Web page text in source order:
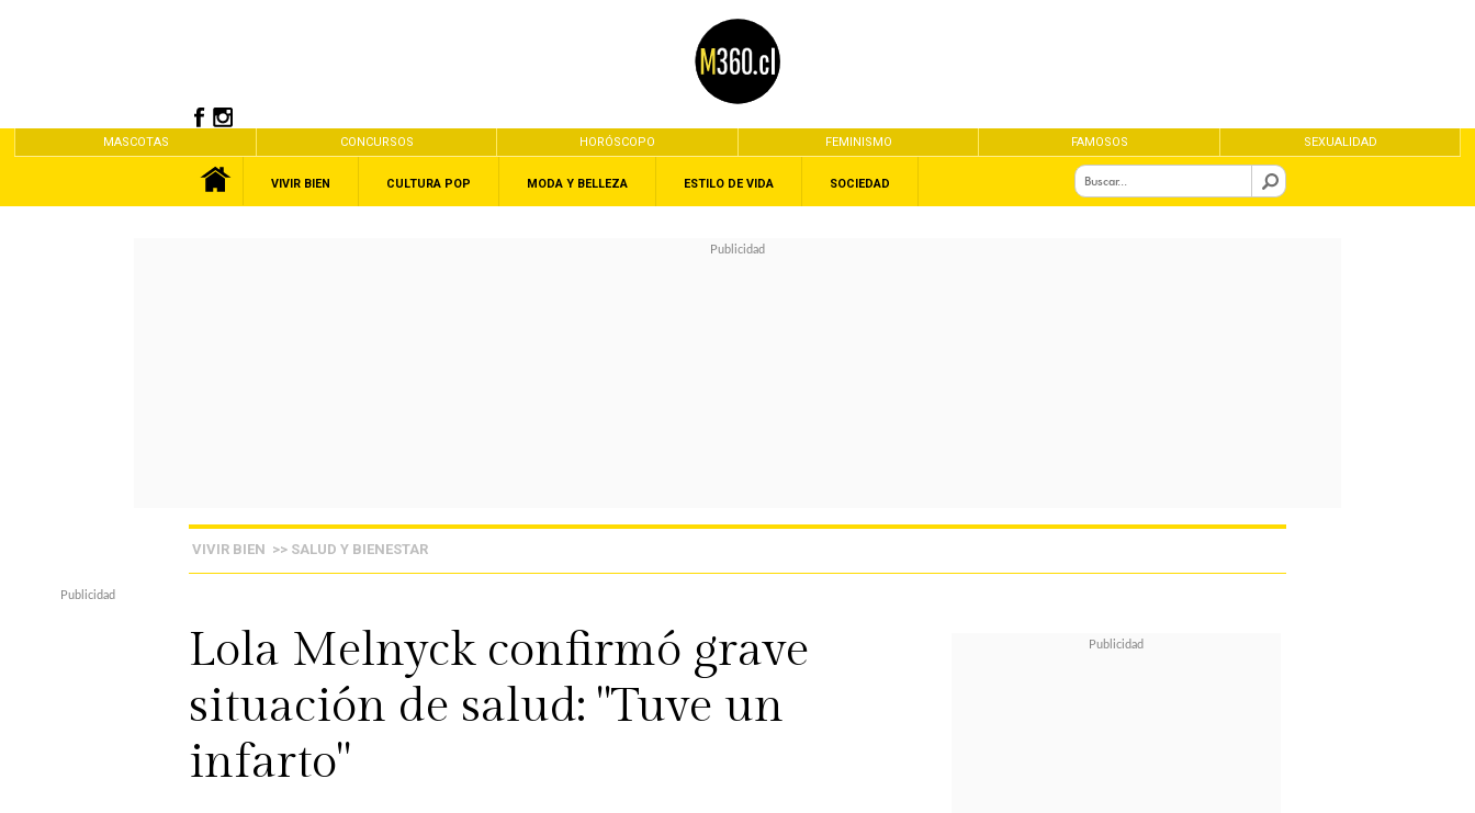
MASCOTAS CONCURSOS HORÓSCOPO FEMINISMO FAMOSOS SEXUALIDAD
VIVIR BIEN CULTURA POP MODA Y BELLEZA ESTILO DE VIDA SOCIEDAD
VIVIR BIEN >> SALUD Y BIENESTAR
Lola Melnyck confirmó grave
situación de salud: "Tuve un
infarto"